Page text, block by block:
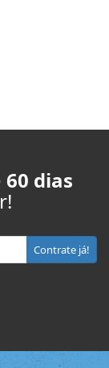
60 dias
Contrate já!